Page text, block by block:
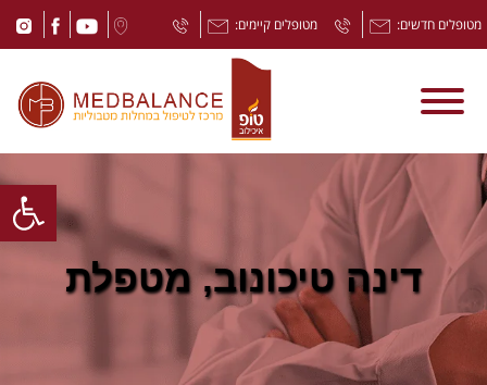
Open toolbar
מטופלים חדשים: מטופלים קיימים:
דינה טיכונוב, מטפלת